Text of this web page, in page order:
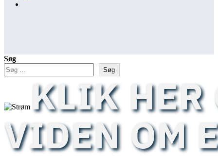
Søg
Søg
KLIK HER
VIDEN OM